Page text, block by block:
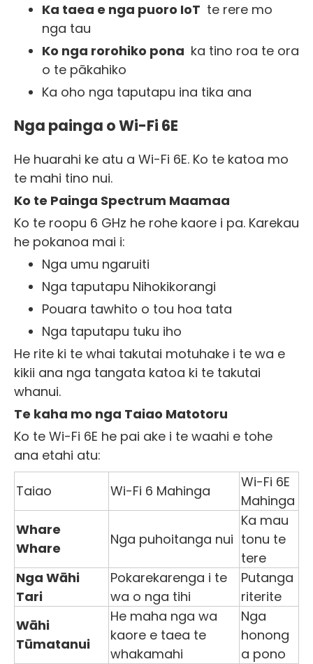
Ka taea e nga puoro IoT te rere mo
nga tau
Ko nga rorohiko pona ka tino roa te ora
o te pākahiko
Ka oho nga taputapu ina tika ana
Nga painga o Wi-Fi 6E
He huarahi ke atu a Wi-Fi 6E. Ko te katoa mo
te mahi tino nui.
Ko te Painga Spectrum Maamaa
Ko te roopu 6 GHz he rohe kaore i pa. Karekau
he pokanoa mai i:
Nga umu ngaruiti
Nga taputapu Nihokikorangi
Pouara tawhito o tou hoa tata
Nga taputapu tuku iho
He rite ki te whai takutai motuhake i te wa e
kikii ana nga tangata katoa ki te takutai
whanui.
Te kaha mo nga Taiao Matotoru
Ko te Wi-Fi 6E he pai ake i te waahi e tohe
ana etahi atu:
Taiao Wi-Fi 6 Mahinga
Wi-Fi 6E
Mahinga
Whare
Whare
Nga puhoitanga nui
Ka mau
tonu te
tere
Nga Wāhi
Tari
Pokarekarenga i te
wa o nga tihi
Putanga
riterite
Wāhi
Tūmatanui
He maha nga wa
kaore e taea te
whakamahi
Nga
honong
a pono